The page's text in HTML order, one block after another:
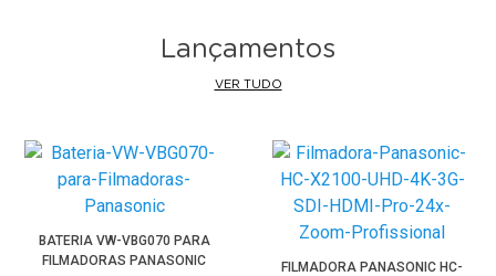
Lançamentos
VER TUDO
BATERIA VW-VBG070 PARA
FILMADORAS PANASONIC
FILMADORA PANASONIC HC-